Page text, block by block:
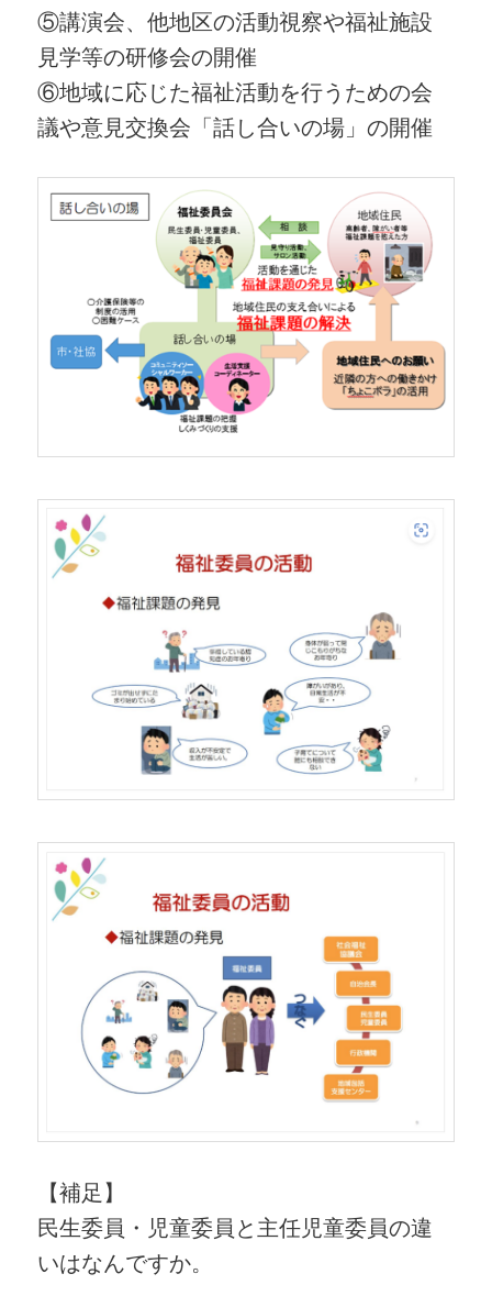
⑤講演会、他地区の活動視察や福祉施設
見学等の研修会の開催
⑥地域に応じた福祉活動を行うための会
議や意見交換会「話し合いの場」の開催
【補足】
民生委員・児童委員と主任児童委員の違
いはなんですか。